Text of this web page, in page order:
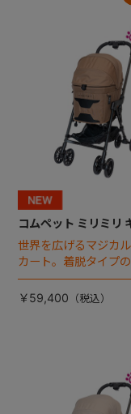
コムペット ミリミリ
世界を広げるマジカ
カート。着脱タイプ
ミリ キャリー』 から
ラーが登場！
￥59,400